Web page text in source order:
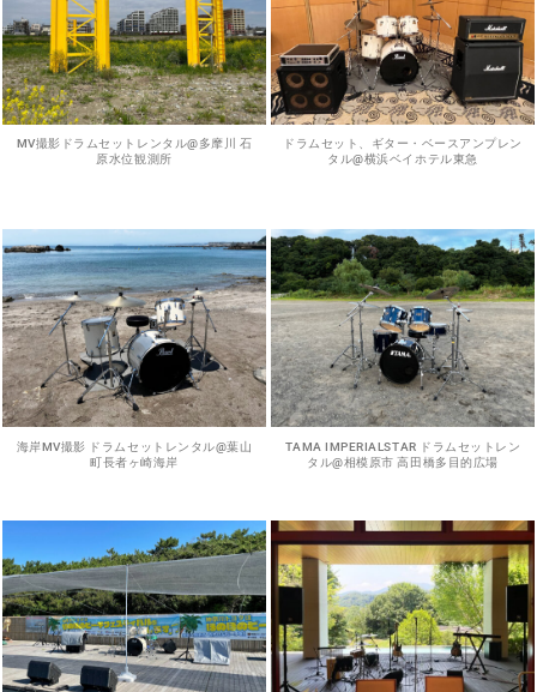
MV撮影ドラムセットレンタル@多摩川 石
原水位観測所
ドラムセット、ギター・ベースアンプレン
タル@横浜ベイホテル東急
海岸MV撮影 ドラムセットレンタル@葉山
町長者ヶ崎海岸
TAMA IMPERIALSTAR ドラムセットレン
タル@相模原市 高田橋多目的広場